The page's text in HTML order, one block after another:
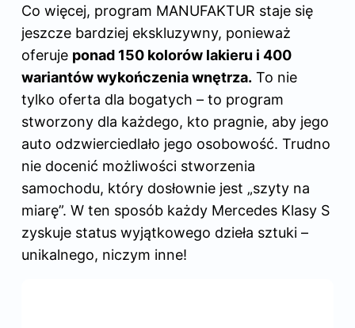
Co więcej, program MANUFAKTUR staje się
jeszcze bardziej ekskluzywny, ponieważ
oferuje ponad 150 kolorów lakieru i 400
wariantów wykończenia wnętrza. To nie
tylko oferta dla bogatych – to program
stworzony dla każdego, kto pragnie, aby jego
auto odzwierciedlało jego osobowość. Trudno
nie docenić możliwości stworzenia
samochodu, który dosłownie jest „szyty na
miarę”. W ten sposób każdy Mercedes Klasy S
zyskuje status wyjątkowego dzieła sztuki –
unikalnego, niczym inne!